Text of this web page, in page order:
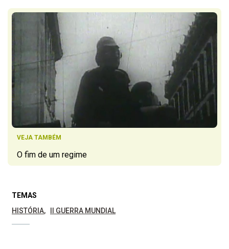
VEJA TAMBÉM
O fim de um regime
TEMAS
HISTÓRIA
II GUERRA MUNDIAL